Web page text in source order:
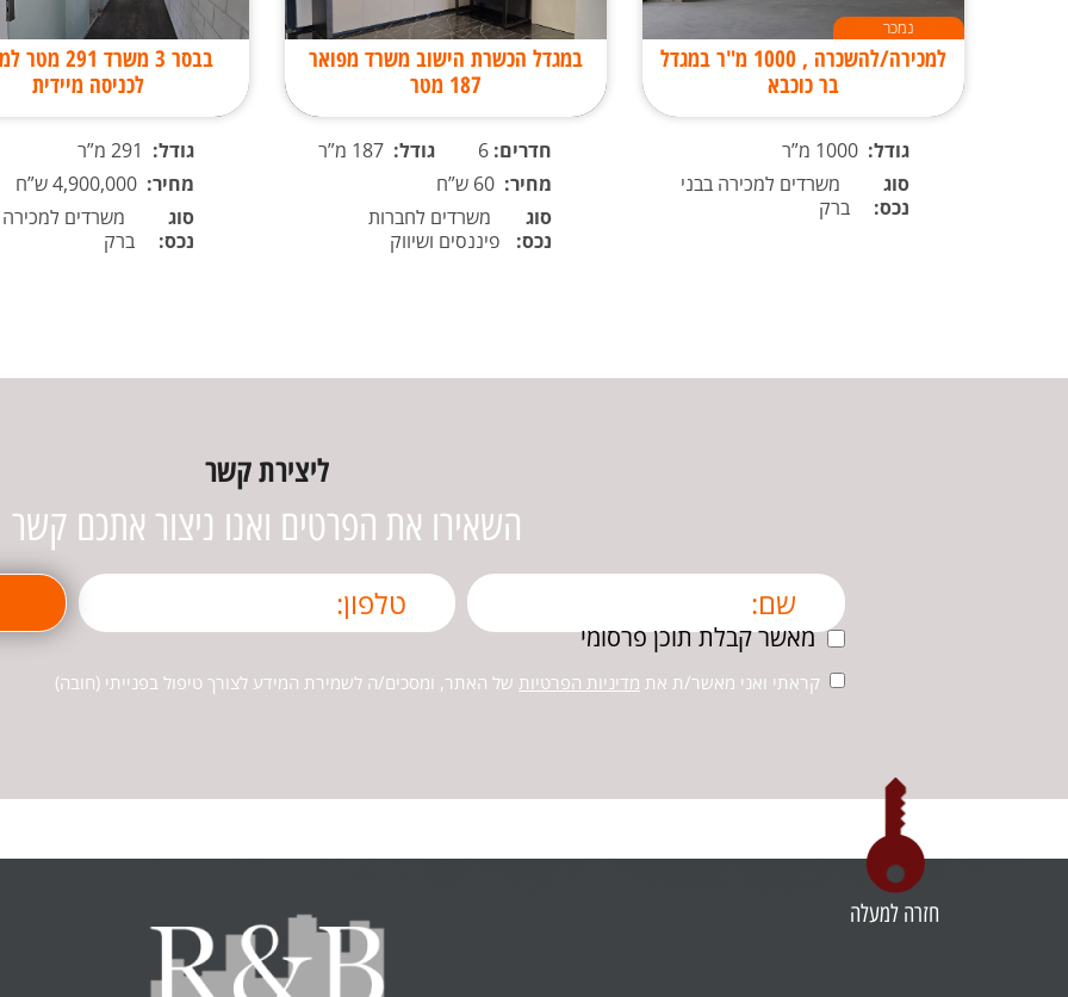
נמכר
למכירה/להשכרה , 1000 מ"ר במגדל
בר כוכבא
גודל:
סוג
נכס:
משרדים למכירה בבני
ברק
במגדל הכשרת הישוב משרד מפואר
187 מטר
חדרים: גודל:
מחיר:
סוג
נכס:
משרדים לחברות
פיננסים ושיווק
בבסר 3 משרד
לכניסה מיידית
גודל:
מחיר:
סוג
נכס:
משרדים למכירה
ברק
ליצירת קשר
השאירו את הפרטים ואנו ניצור אתכם קשר
מאשר קבלת תוכן פרסומי
קראתי ואני מאשר/ת את מדיניות הפרטיות של האתר, ומסכים/ה לשמירת המידע לצורך טיפול בפנייתי (חובה)
חזרה למעלה